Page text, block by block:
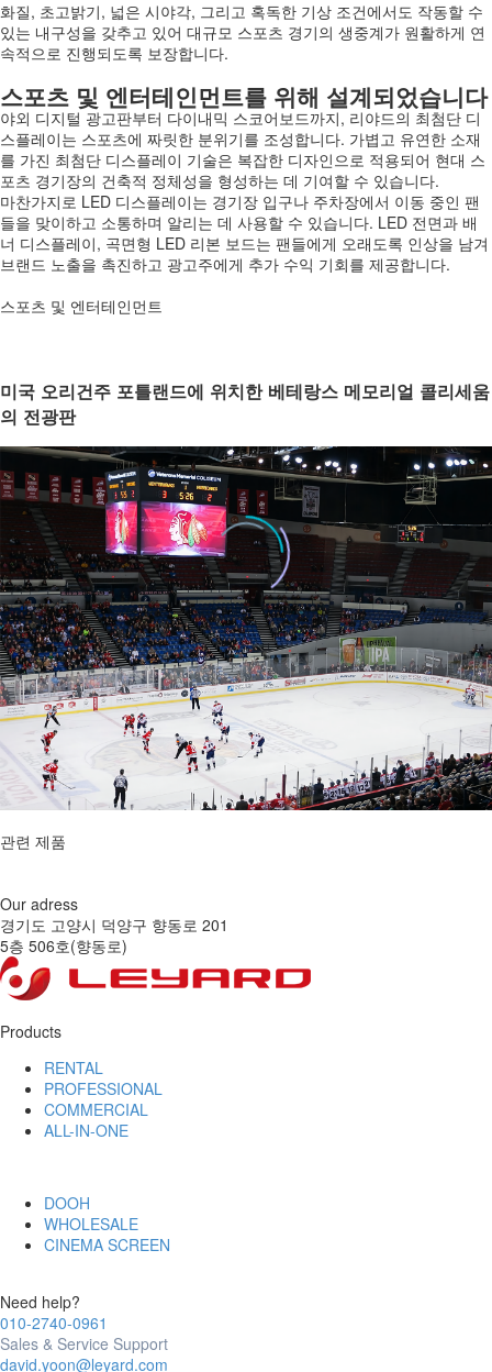
화질, 초고밝기, 넓은 시야각, 그리고 혹독한 기상 조건에서도 작동할 수
있는 내구성을 갖추고 있어 대규모 스포츠 경기의 생중계가 원활하게 연
속적으로 진행되도록 보장합니다.
스포츠 및 엔터테인먼트를 위해 설계되었습니다
야외 디지털 광고판부터 다이내믹 스코어보드까지, 리야드의 최첨단 디
스플레이는 스포츠에 짜릿한 분위기를 조성합니다. 가볍고 유연한 소재
를 가진 최첨단 디스플레이 기술은 복잡한 디자인으로 적용되어 현대 스
포츠 경기장의 건축적 정체성을 형성하는 데 기여할 수 있습니다.
마찬가지로 LED 디스플레이는 경기장 입구나 주차장에서 이동 중인 팬
들을 맞이하고 소통하며 알리는 데 사용할 수 있습니다. LED 전면과 배
너 디스플레이, 곡면형 LED 리본 보드는 팬들에게 오래도록 인상을 남겨
브랜드 노출을 촉진하고 광고주에게 추가 수익 기회를 제공합니다.
스포츠 및 엔터테인먼트
미국 오리건주 포틀랜드에 위치한 베테랑스 메모리얼 콜리세움
의 전광판
관련 제품
Our adress
경기도 고양시 덕양구 향동로 201
5층 506호(향동로)
Products
RENTAL
PROFESSIONAL
COMMERCIAL
ALL-IN-ONE
DOOH
WHOLESALE
CINEMA SCREEN
Need help?
010-2740-0961
Sales & Service Support
david.yoon@leyard.com